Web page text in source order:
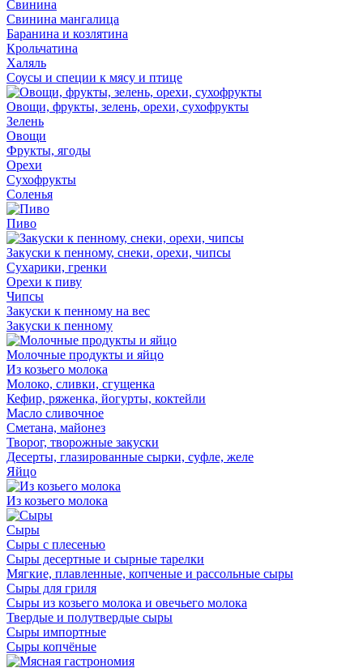
Свинина
Свинина мангалица
Баранина и козлятина
Крольчатина
Халяль
Соусы и специи к мясу и птице
Овощи, фрукты, зелень, орехи, сухофрукты
Зелень
Овощи
Фрукты, ягоды
Орехи
Сухофрукты
Соленья
Пиво
Закуски к пенному, снеки, орехи, чипсы
Сухарики, гренки
Орехи к пиву
Чипсы
Закуски к пенному на вес
Закуски к пенному
Молочные продукты и яйцо
Из козьего молока
Молоко, сливки, сгущенка
Кефир, ряженка, йогурты, коктейли
Масло сливочное
Сметана, майонез
Творог, творожные закуски
Десерты, глазированные сырки, суфле, желе
Яйцо
Из козьего молока
Сыры
Сыры с плесенью
Сыры десертные и сырные тарелки
Мягкие, плавленные, копченые и рассольные сыры
Сыры для гриля
Сыры из козьего молока и овечьего молока
Твердые и полутвердые сыры
Сыры импортные
Сыры копчёные